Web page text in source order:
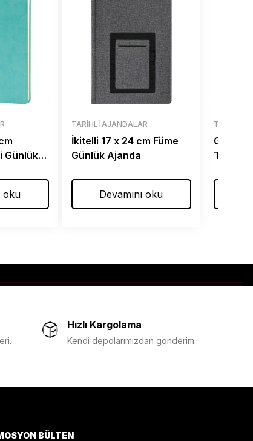
Günlük
oku
TARIHLI AJANDALAR
İkitelli 17 x 24 cm Füme
Günlük Ajanda
Devamını oku
TARIHLI
Taba
Hızlı Kargolama
Kendi depolarımızdan gönderim.
BÜLTEN